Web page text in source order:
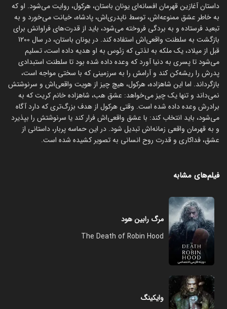
داستان آغازین قهرمان افسانه‌ای یونان باستان، هرکول، روایت می‌شود. او که
به خاطر عشق ممنوعه‌اش، توسط ناپدری‌اش، پادشاه، خیانت می‌خورد و به
تبعید فرستاده و به بردگی فروخته می‌شود، باید از قدرت‌های فراوانش برای
بازگشت به سلطنت واقعی‌اش استفاده کند. در یونان باستان، در سال 1200
قبل از میلاد، یک ملکه به لذتی که زئوس به او هدیه داده است، تسلیم
می‌شود تا پسری به دنیا آورد که وعده داده شده بود تا سلطنت استبدادی
پدرش را ریشه‌کن کند و آرامش را به سرزمینی که با سختی مواجه است،
بازگرداند. اما این شاهزاده، هرکول، هیچ چیز از هویت واقعی‌اش و سرنوشتش
نمی‌داند و تنها یک چیز می‌خواهد: عشق هب، شاهزاده خانم کریت که به
برادرش وعده داده شده است. وقتی هرکول از هدف بزرگ‌تری که دارد آگاه
می‌شود، باید انتخاب کند: با عشق واقعی‌اش فرار کند یا سرنوشتش را بپذیرد
و به قهرمان واقعی زمانه‌اش تبدیل شود. در این حماسه پربار، داستانی از
عشق، فداکاری و قدرت روح انسانی به تصویر کشیده شده است.
فیلم‌های مشابه
مرگ رابین هود
The Death of Robin Hood
وایکینگ